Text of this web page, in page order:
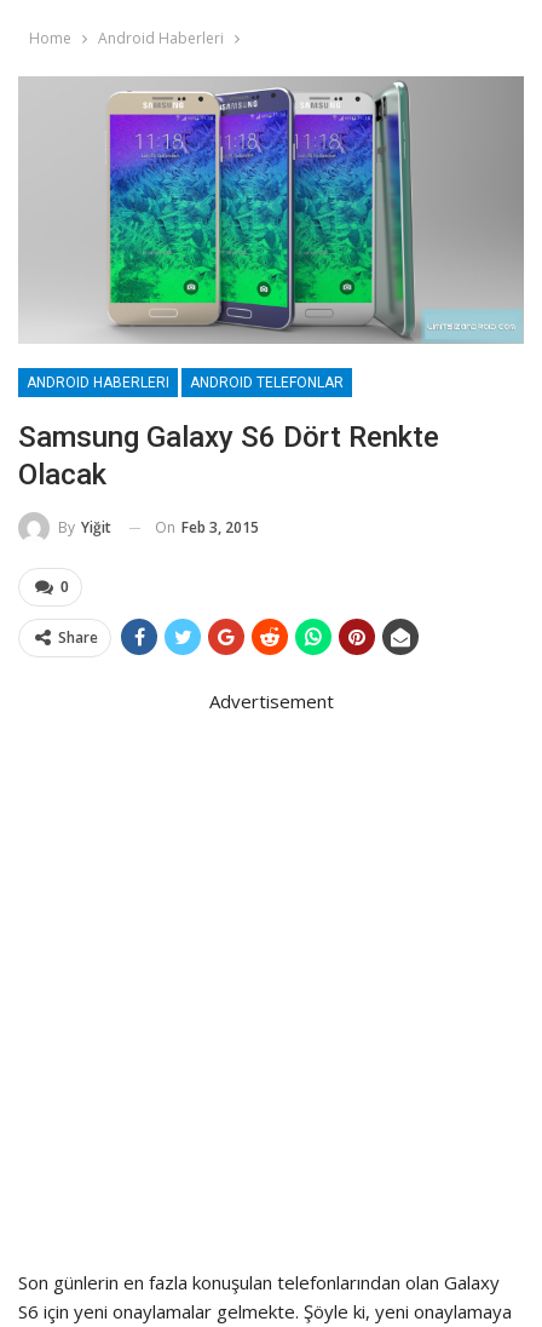
Home Android Haberleri
ANDROID HABERLERI ANDROID TELEFONLAR
Samsung Galaxy S6 Dört Renkte
Olacak
By Yiğit On Feb 3, 2015
0
Share
Advertisement
Son günlerin en fazla konuşulan telefonlarından olan Galaxy
S6 için yeni onaylamalar gelmekte. Şöyle ki, yeni onaylamaya